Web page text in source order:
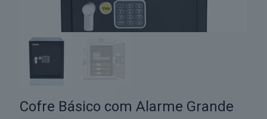
Cofre Básico com Alarme Grande